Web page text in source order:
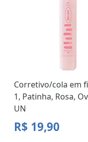
Corretivo/cola em
1, Patinha, Rosa,
UN
R$ 19,90